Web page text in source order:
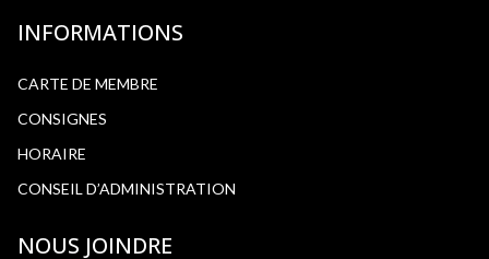
INFORMATIONS
CARTE DE MEMBRE
CONSIGNES
HORAIRE
CONSEIL D’ADMINISTRATION
NOUS JOINDRE